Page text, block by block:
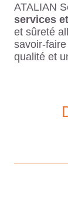
ATALIAN
services
et sûreté
savoir-
qualité et